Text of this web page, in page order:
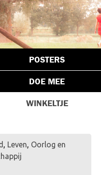
POSTERS
DOE MEE
WINKELTJE
, Leven, Oorlog en